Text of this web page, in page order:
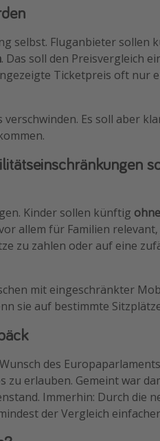
selbst. Fluganbieter sollen
. Das soll den Preisvergleich
Ticketpreis oft nur
Es soll aber
Kinder sollen künftig
allem für Familien
zu zahlen oder auf eine
mit eingeschränkter
sie auf bestimmte
des
erlauben. Gemeint war
Immerhin: Durch die
der Vergleich